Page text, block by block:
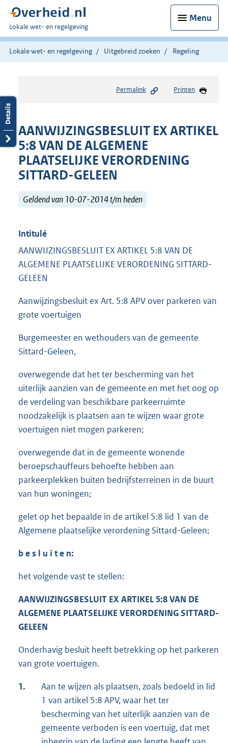
Menu
U
bent
hier:
Lokale wet- en regelgeving
Lokale wet- en regelgeving Uitgebreid zoeken Regeling
Permalink Printen
AANWIJZINGSBESLUIT EX ARTIKEL
5:8 VAN DE ALGEMENE
PLAATSELIJKE VERORDENING
SITTARD-GELEEN
Geldend van 10-07-2014 t/m heden
Intitulé
AANWIJZINGSBESLUIT EX ARTIKEL 5:8 VAN DE
ALGEMENE PLAATSELIJKE VERORDENING SITTARD-
GELEEN
Aanwijzingsbesluit ex Art. 5:8 APV over parkeren van
grote voertuigen
Burgemeester en wethouders van de gemeente
Sittard-Geleen,
overwegende dat het ter bescherming van het
uiterlijk aanzien van de gemeente en met het oog op
de verdeling van beschikbare parkeerruimte
noodzakelijk is plaatsen aan te wijzen waar grote
voertuigen niet mogen parkeren;
overwegende dat in de gemeente wonende
beroepschauffeurs behoefte hebben aan
parkeerplekken buiten bedrijfsterreinen in de buurt
van hun woningen;
gelet op het bepaalde in de artikel 5:8 lid 1 van de
Algemene plaatselijke verordening Sittard-Geleen;
b e s l u i t e n:
het volgende vast te stellen:
AANWIJZINGSBESLUIT EX ARTIKEL 5:8 VAN DE
ALGEMENE PLAATSELIJKE VERORDENING SITTARD-
GELEEN
Onderhavig besluit heeft betrekking op het parkeren
van grote voertuigen.
1.
Aan te wijzen als plaatsen, zoals bedoeld in lid
1 van artikel 5:8 APV, waar het ter
bescherming van het uiterlijk aanzien van de
gemeente verboden is een voertuig, dat met